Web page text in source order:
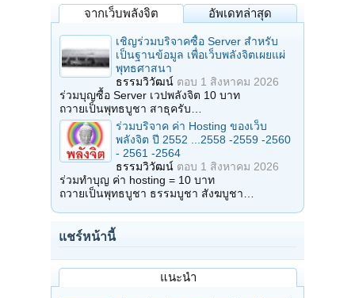
จากเว็บพลังจิต อัพเดทล่าสุด
เชิญร่วมบริจาคซื้อ Server สำหรับ
เป็นฐานข้อมูล เพื่อเว็บพลังจิตเผยแผ่
พุทธศาสนา
ธรรมวิวัฒน์ ตอบ 1 สิงหาคม 2026
ร่วมบุญซื้อ Server เวปพลังจิต 10 บาท
ถวายเป็นพุทธบูชา สาธุครับ…
ร่วมบริจาค ค่า Hosting ของเว็บ
พลังจิต ปี 2552 ...2558 -2559 -2560
- 2561 -2564
ธรรมวิวัฒน์ ตอบ 1 สิงหาคม 2026
ร่วมทำบุญ ค่า hosting = 10 บาท
ถวายเป็นพุทธบูชา ธรรมบูชา สังฆบูชา…
แชร์หน้านี้
แนะนำ